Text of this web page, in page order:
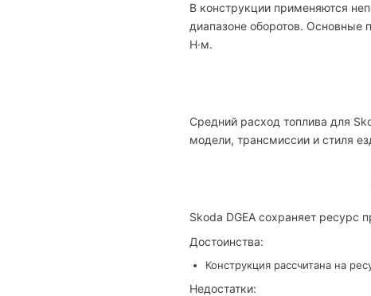
В конструкции применяются
диапазоне оборотов.
Н·м.
Средний расход топлива для
модели, трансмиссии и стиля
Skoda DGEA сохраняет ресурс
Достоинства:
Конструкция рассчитана на
Недостатки: